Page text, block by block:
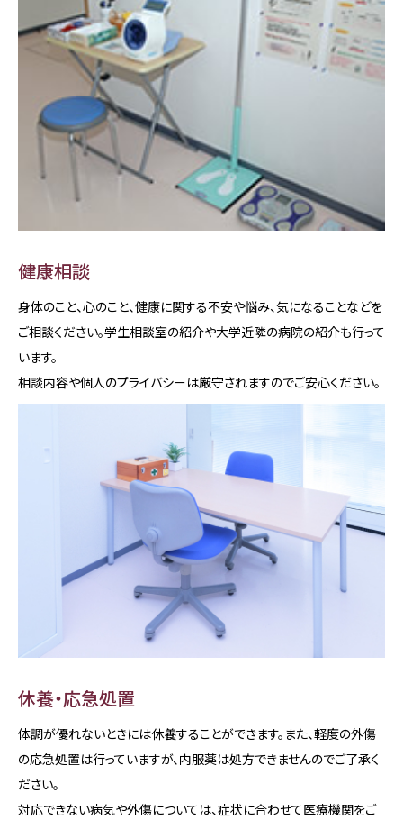
健康相談
身体のこと、心のこと、健康に関する不安や悩み、気になることなどを
ご相談ください。学生相談室の紹介や大学近隣の病院の紹介も行って
います。
相談内容や個人のプライバシーは厳守されますのでご安心ください。
休養・応急処置
体調が優れないときには休養することができます。また、軽度の外傷
の応急処置は行っていますが、内服薬は処方できませんのでご了承く
ださい。
対応できない病気や外傷については、症状に合わせて医療機関をご